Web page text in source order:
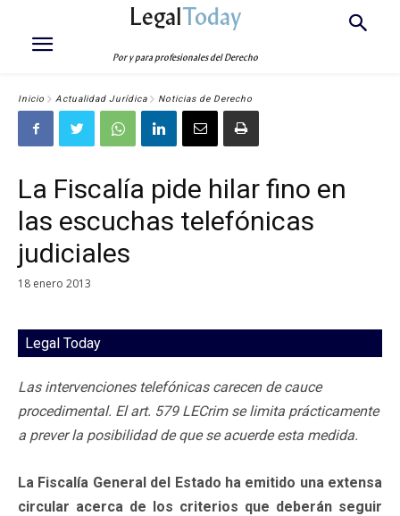
LegalToday
Por y para profesionales del Derecho
Inicio Actualidad Jurídica Noticias de Derecho
La Fiscalía pide hilar fino en
las escuchas telefónicas
judiciales
18 enero 2013
Legal Today
Las intervenciones telefónicas carecen de cauce
procedimental. El art. 579 LECrim se limita prácticamente
a prever la posibilidad de que se acuerde esta medida.
La Fiscalía General del Estado ha emitido una extensa
circular acerca de los criterios que deberán seguir